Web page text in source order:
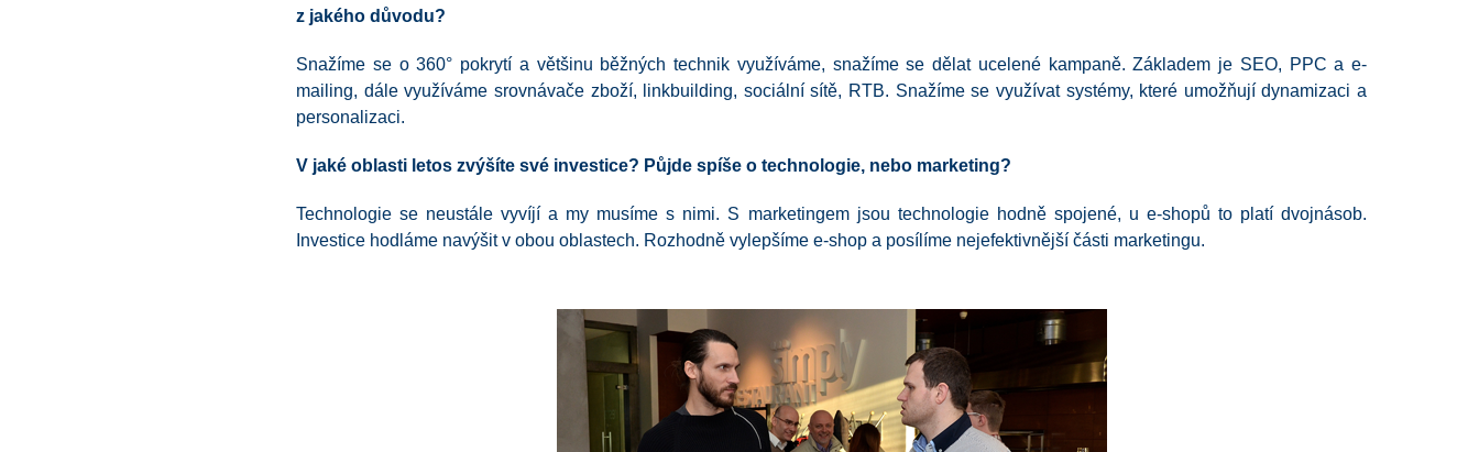
z jakého důvodu?
Snažíme se o 360° pokrytí a většinu běžných technik využíváme, snažíme se dělat ucelené kampaně. Základem je SEO, PPC a e-
mailing, dále využíváme srovnávače zboží, linkbuilding, sociální sítě, RTB. Snažíme se využívat systémy, které umožňují dynamizaci a
personalizaci.
V jaké oblasti letos zvýšíte své investice? Půjde spíše o technologie, nebo marketing?
Technologie se neustále vyvíjí a my musíme s nimi. S marketingem jsou technologie hodně spojené, u e-shopů to platí dvojnásob.
Investice hodláme navýšit v obou oblastech. Rozhodně vylepšíme e-shop a posílíme nejefektivnější části marketingu.